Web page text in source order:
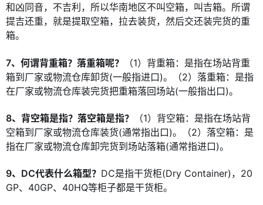
和凶同音，不吉利，所以华南地区不叫空箱，叫吉箱。所谓
提吉还重，就是提取空箱，拉去装货，然后交还装完货的重
箱。
7、何谓背重箱？落重箱呢？
（1）背重箱：是指在场站背重
箱到厂家或物流仓库卸货(一般指进口)。（2）落重箱：是指
在厂家或物流仓库装完货把重箱落回场站(一般指出口)。
8、背空箱是指？落空箱是指？
（1）背空箱：是指在场站背
空箱到厂家或物流仓库装货(通常指出口)。（2）落空箱：是
指在厂家或物流仓库卸完货到场站落箱(通常指进口)。
9、DC代表什么箱型？ DC是指干货柜(Dry Container)，20
GP、40GP、40HQ等柜子都是干货柜。